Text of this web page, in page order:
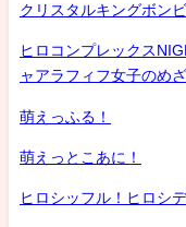
クリスタルキングボン
ヒロコンプレックス
ャアラフィフ女子のめ
萌えっふる！
萌えっとこあに！
ヒロシッフル！ヒロシ